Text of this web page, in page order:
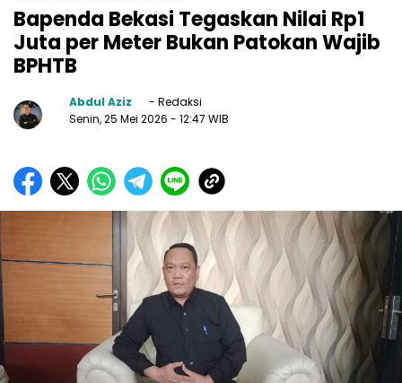
Bapenda Bekasi Tegaskan Nilai Rp1
Juta per Meter Bukan Patokan Wajib
BPHTB
Abdul Aziz
- Redaksi
Senin, 25 Mei 2026 - 12:47 WIB